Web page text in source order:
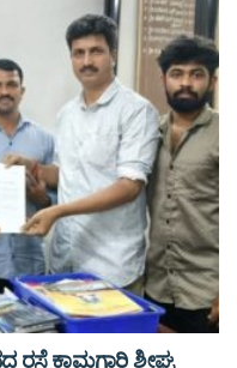
ರಸ್ತೆ ಕಾಮಗಾರಿ ಶೀಘ್ರ